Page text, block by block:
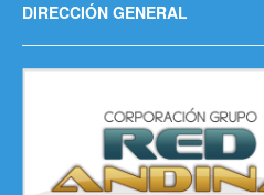
DIRECCIÓN GENERAL